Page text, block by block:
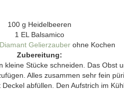
100 g Heidelbeeren
1 EL Balsamico
Diamant Gelierzauber ohne Kochen
Zubereitung:
Stücke schneiden. Das Obst
Alles zusammen sehr fein
abfüllen. Den Aufstrich im